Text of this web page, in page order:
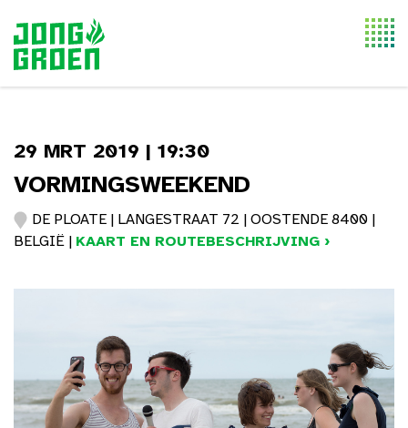
29 MRT 2019 | 19:30
VORMINGSWEEKEND
DE PLOATE | LANGESTRAAT 72 | OOSTENDE 8400 |
BELGIË | KAART EN ROUTEBESCHRIJVING ›